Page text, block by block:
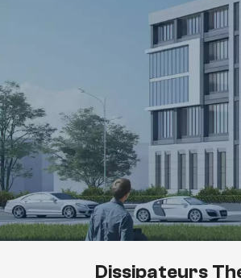
Dissipateurs